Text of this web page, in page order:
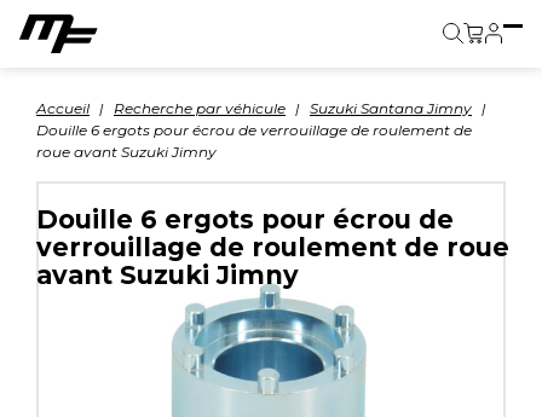
Accueil Recherche par véhicule
Suzuki Santana Jimny
Douille 6 ergots pour écrou de verrouillage de roulement de
roue avant Suzuki Jimny
Douille 6 ergots pour écrou de
verrouillage de roulement de roue
avant Suzuki Jimny